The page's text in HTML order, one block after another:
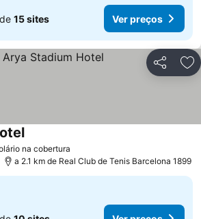
15 sites Ver preços
Partilhar
na cobertura
a 2.1 km de Real Club de Tenis Barcelona 1899